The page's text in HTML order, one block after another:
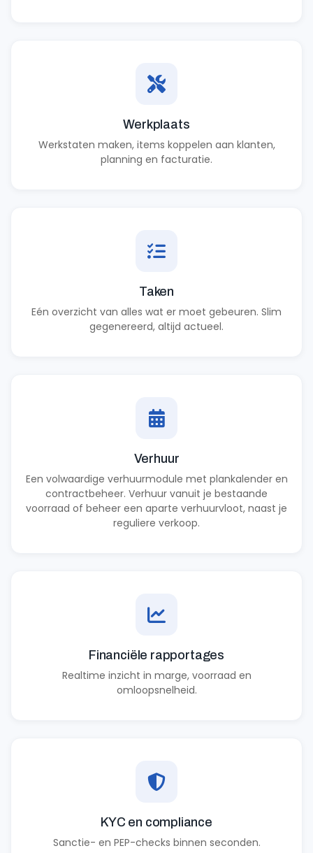
Werkplaats
Werkstaten maken, items koppelen aan klanten,
planning en facturatie.
Taken
Eén overzicht van alles wat er moet gebeuren. Slim
gegenereerd, altijd actueel.
Verhuur
Een volwaardige verhuurmodule met plankalender en
contractbeheer. Verhuur vanuit je bestaande
voorraad of beheer een aparte verhuurvloot, naast je
reguliere verkoop.
Financiële rapportages
Realtime inzicht in marge, voorraad en
omloopsnelheid.
KYC en compliance
Sanctie- en PEP-checks binnen seconden.